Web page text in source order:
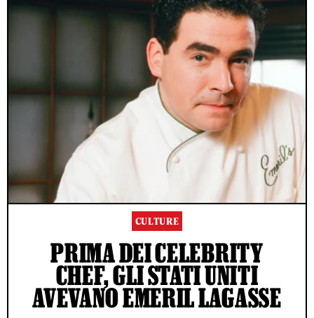
CULTURE
PRIMA DEI CELEBRITY
CHEF, GLI STATI UNITI
AVEVANO EMERIL LAGASSE